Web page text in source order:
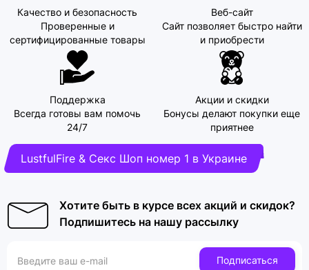
Качество и безопасность
Проверенные и
сертифицированные товары
Веб-сайт
Сайт позволяет быстро найти
и приобрести
Поддержка
Всегда готовы вам помочь
24/7
Акции и скидки
Бонусы делают покупки еще
приятнее
LustfulFire & Секс Шоп номер 1 в Украине
Хотите быть в курсе всех акций и скидок?
Подпишитесь на нашу рассылку
Подписаться